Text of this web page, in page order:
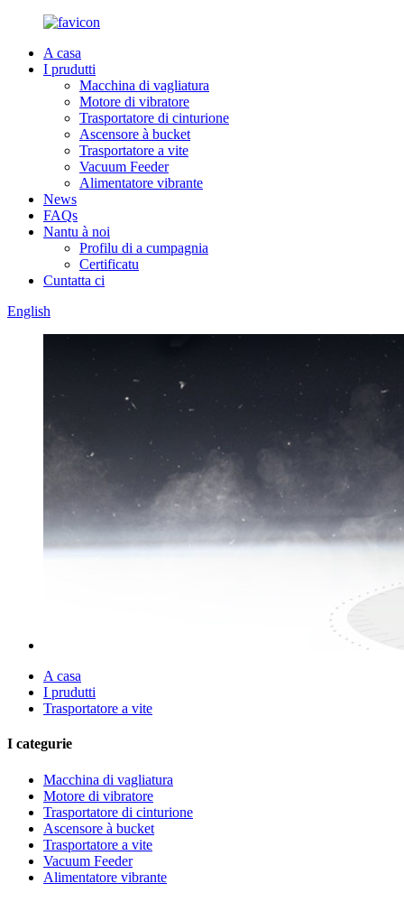
A casa
I prudutti
Macchina di vagliatura
Motore di vibratore
Trasportatore di cinturione
Ascensore à bucket
Trasportatore a vite
Vacuum Feeder
Alimentatore vibrante
News
FAQs
Nantu à noi
Profilu di a cumpagnia
Certificatu
Cuntatta ci
English
A casa
I prudutti
Trasportatore a vite
I categurie
Macchina di vagliatura
Motore di vibratore
Trasportatore di cinturione
Ascensore à bucket
Trasportatore a vite
Vacuum Feeder
Alimentatore vibrante